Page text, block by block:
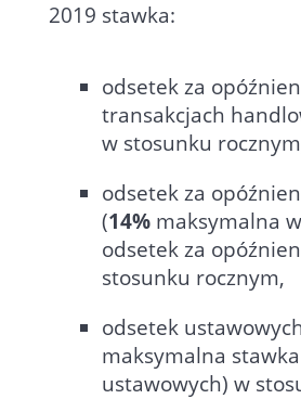
2019 stawka:
odsetek za
transakcjach
w stosunku
odsetek za
(14%maksymalna
odsetek za
stosunku rocznym,
odsetek
maksymalna
ustawowych) w